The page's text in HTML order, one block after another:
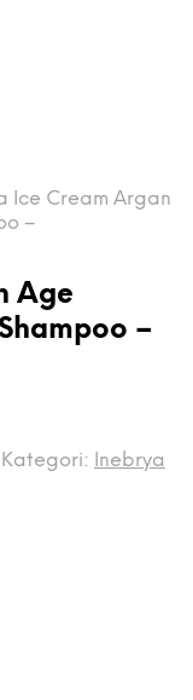
Ice Cream Argan
–
Age
–
Kategori: Inebrya